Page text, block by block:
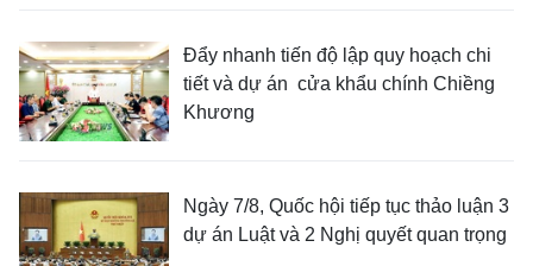
Đẩy nhanh tiến độ lập quy hoạch chi
tiết và dự án cửa khẩu chính Chiềng
Khương
Ngày 7/8, Quốc hội tiếp tục thảo luận 3
dự án Luật và 2 Nghị quyết quan trọng